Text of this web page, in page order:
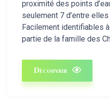
proximité des points
seulement 7 d’entre
Facilement identifiables
partie de la famille des
Découvrir